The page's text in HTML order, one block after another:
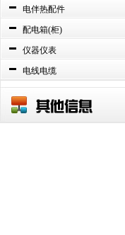
电伴热配件
配电箱(柜)
仪器仪表
电线电缆